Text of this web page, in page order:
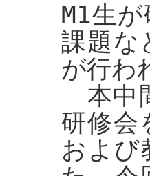
M1生
課題な
が行わ
本中
研修会
および